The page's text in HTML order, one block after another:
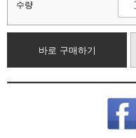
수량
바로 구매하기